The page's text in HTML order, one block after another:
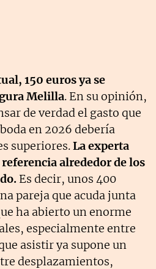
150 euros ya se
Melilla. En su opinión,
de verdad el gasto que
en 2026 debería
superiores.La experta
alrededor de los
Es decir, unos 400
pareja que acuda junta
ha abierto un enorme
especialmente entre
asistir ya supone un
desplazamientos,